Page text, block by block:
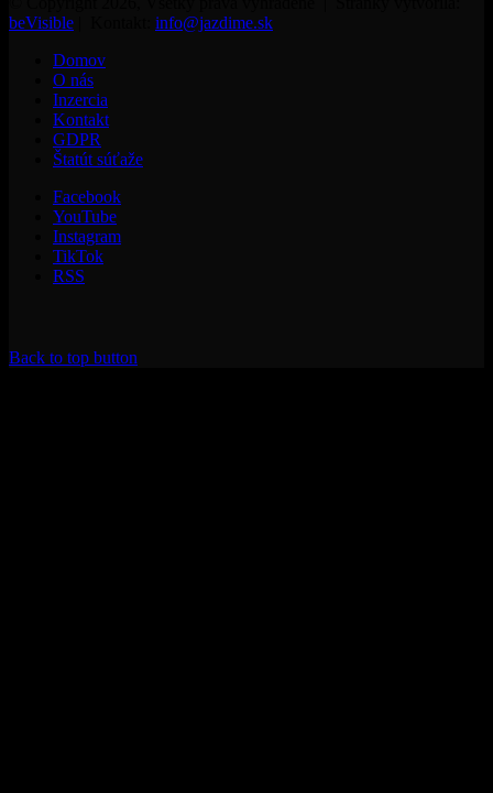
beVisible
info@jazdime.sk
Domov
O nás
Inzercia
Kontakt
GDPR
Štatút súťaže
Facebook
YouTube
Instagram
TikTok
RSS
Back to top button